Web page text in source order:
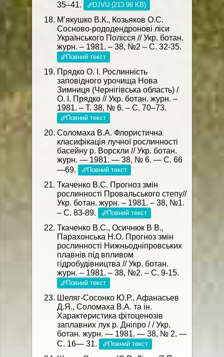
35–41.
DJVU (213.96 KB)
М’якушко В.К., Козьяков О.С.
Сосново-рододендронові ліси
Українського Полісся // Укр. ботан.
журн. – 1981. – 38, №2 – С. 32-35.
Повний текст
Прядко О. І. Рослинність
заповідного урочища Нова
Зимниця (Чернігівська область) /
О. І. Прядко // Укр. ботан. журн. –
1981. – Т. 38, № 6. – С. 70–73.
Повний текст
Соломаха В.А. Флористична
класифікація лучної рослинності
басейну р. Ворскли // Укр. ботан.
журн. — 1981. — 38, № 6. — С. 66
—69.
Повний текст
Ткаченко В.С. Прогноз змін
рослинності Провальського степу//
Укр. ботан. журн. – 1981. – 38, №1.
– С. 83-89.
Повний текст
Ткаченко В.С., Осичнюк В В.,
Парахонська Н.О. Прогноз змін
рослинності Нижньодніпровських
плавнів під впливом
гідробудівництва // Укр. ботан.
журн. – 1981. – 38, №2. – С. 9-15.
Повний текст
Шеляг-Сосонко Ю.Р., Афанасьев
Д.Я., Соломаха В.А. та ін.
Характеристика фітоценозів
заплавних лук р. Дніпро / / Укр.
ботан. журн. — 1981. — 38, № 2. —
С. 16— 31.
Повний текст